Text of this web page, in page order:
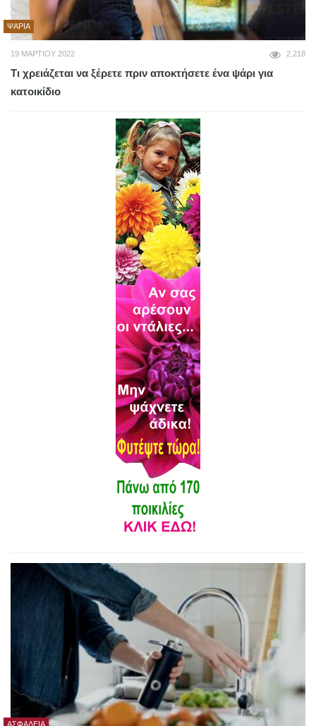
ΨΆΡΙΑ
19 ΜΑΡΤΊΟΥ 2022 2,218
Τι χρειάζεται να ξέρετε πριν αποκτήσετε ένα ψάρι για
κατοικίδιο
ΑΣΦΆΛΕΙΑ